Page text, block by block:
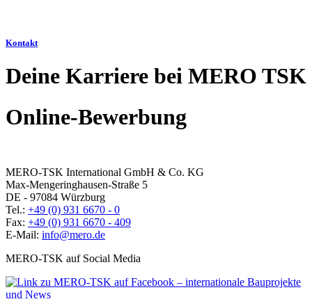
Kontakt
Deine Karriere bei MERO TSK
Online-Bewerbung
MERO-TSK International GmbH & Co. KG
Max-Mengeringhausen-Straße 5
DE - 97084 Würzburg
Tel.: +49 (0) 931 6670 - 0
Fax: +49 (0) 931 6670 - 409
E-Mail: info@mero.de
MERO-TSK auf Social Media